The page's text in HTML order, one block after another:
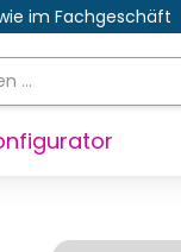
im Fachgeschäft